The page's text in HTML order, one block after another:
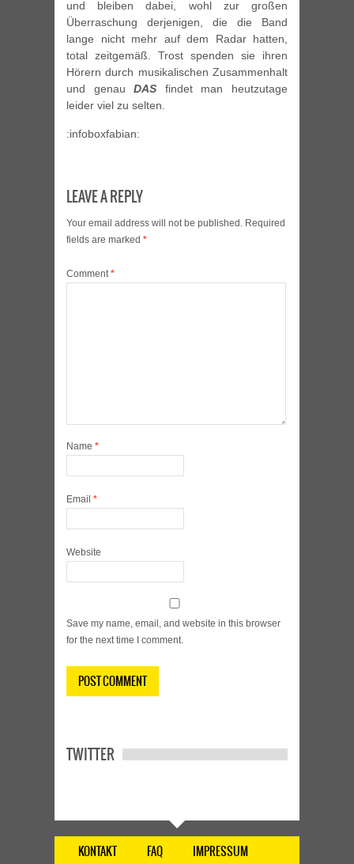
und bleiben dabei, wohl zur großen
Überraschung derjenigen, die die Band
lange nicht mehr auf dem Radar hatten,
total zeitgemäß. Trost spenden sie ihren
Hörern durch musikalischen Zusammenhalt
und genauDAS findet man heutzutage
leider viel zu selten.
:infoboxfabian:
LEAVE A REPLY
Your email address will not be published. Required
fields are marked *
Comment*
Name *
Email *
Website
Save my name, email, and website in this browser
for the next time I comment.
TWITTER
KONTAKT FAQ IMPRESSUM